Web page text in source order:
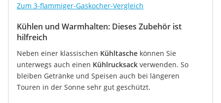
Zum 3-flammiger-Gaskocher-Vergleich
Kühlen und Warmhalten: Dieses Zubehör ist
hilfreich
Neben einer klassischen Kühltasche können Sie
unterwegs auch einen Kühlrucksack verwenden. So
bleiben Getränke und Speisen auch bei längeren
Touren in der Sonne sehr gut geschützt.